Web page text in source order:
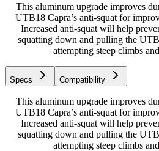
This aluminum upgrade improves
UTB18 Capra’s anti-squat for
Increased anti-squat will help
squatting down and pulling the
attempting steep climbs
Specs Compatibility
This aluminum upgrade improves
UTB18 Capra’s anti-squat for
Increased anti-squat will help
squatting down and pulling the
attempting steep climbs